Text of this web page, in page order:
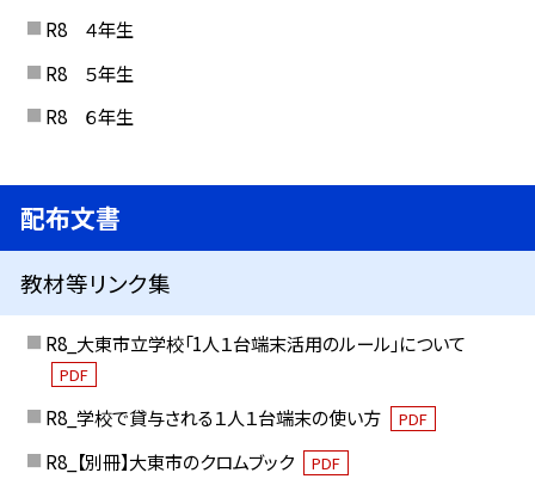
R8 ４年生
R8 ５年生
R8 ６年生
配布文書
教材等リンク集
R8_大東市立学校「1人１台端末活用のルール」について
PDF
R8_学校で貸与される１人１台端末の使い方 PDF
R8_【別冊】大東市のクロムブック PDF